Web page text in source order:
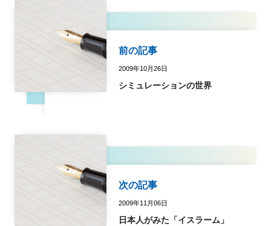
前の記事
2009年10月26日
シミュレーションの世界
次の記事
2009年11月06日
日本人がみた「イスラーム」